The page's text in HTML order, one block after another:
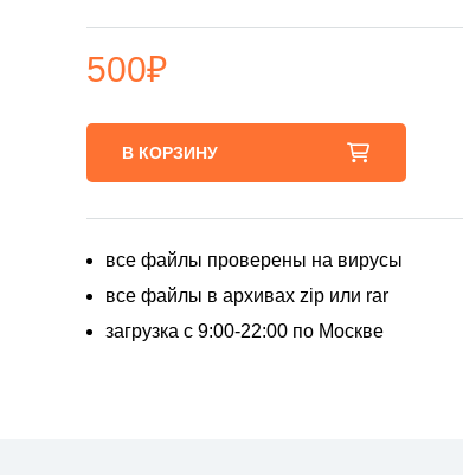
500₽
В КОРЗИНУ
все файлы проверены на вирусы
все файлы в архивах zip или rar
загрузка с 9:00-22:00 по Москве